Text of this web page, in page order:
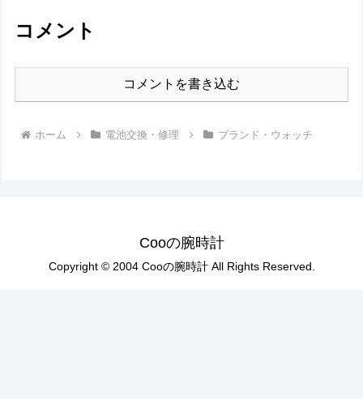
コメント
コメントを書き込む
ホーム 電池交換・修理 ブランド・ウォッチ
Cooの腕時計
Copyright © 2004 Cooの腕時計 All Rights Reserved.